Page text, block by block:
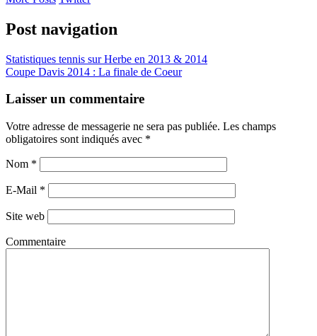
Post navigation
Statistiques tennis sur Herbe en 2013 & 2014
Coupe Davis 2014 : La finale de Coeur
Laisser un commentaire
Votre adresse de messagerie ne sera pas publiée. Les champs
obligatoires sont indiqués avec *
Nom *
E-Mail *
Site web
Commentaire